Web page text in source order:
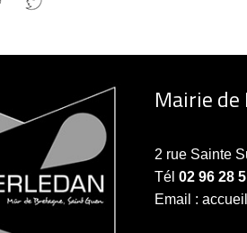
Mairie
2 rue Sainte
Tél 02 96 28
Email :